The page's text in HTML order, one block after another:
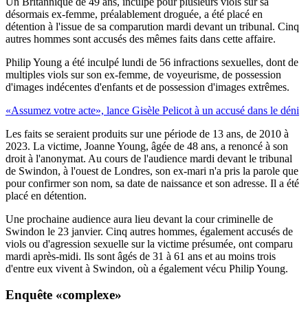
désormais ex-femme, préalablement droguée, a été placé en
détention à l'issue de sa comparution mardi devant un tribunal. Cinq
autres hommes sont accusés des mêmes faits dans cette affaire.
Philip Young a été inculpé lundi de 56 infractions sexuelles, dont de
multiples viols sur son ex-femme, de voyeurisme, de possession
d'images indécentes d'enfants et de possession d'images extrêmes.
«Assumez votre acte», lance Gisèle Pelicot à un accusé dans le déni
Les faits se seraient produits sur une période de 13 ans, de 2010 à
2023. La victime, Joanne Young, âgée de 48 ans, a renoncé à son
droit à l'anonymat. Au cours de l'audience mardi devant le tribunal
de Swindon, à l'ouest de Londres, son ex-mari n'a pris la parole que
pour confirmer son nom, sa date de naissance et son adresse. Il a été
placé en détention.
Une prochaine audience aura lieu devant la cour criminelle de
Swindon le 23 janvier. Cinq autres hommes, également accusés de
viols ou d'agression sexuelle sur la victime présumée, ont comparu
mardi après-midi. Ils sont âgés de 31 à 61 ans et au moins trois
d'entre eux vivent à Swindon, où a également vécu Philip Young.
Enquête «complexe»